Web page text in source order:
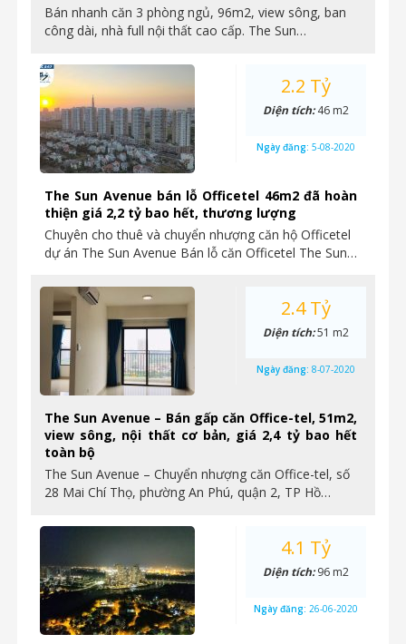
Bán nhanh căn 3 phòng ngủ, 96m2, view sông, ban
công dài, nhà full nội thất cao cấp. The Sun…
The Sun Avenue bán lỗ Officetel 46m2 đã hoàn
thiện giá 2,2 tỷ bao hết, thương lượng
Chuyên cho thuê và chuyển nhượng căn hộ Officetel
dự án The Sun Avenue Bán lỗ căn Officetel The Sun…
2.2 Tỷ
Diện tích:46 m2
Ngày đăng: 5-08-2020
The Sun Avenue – Bán gấp căn Office-tel, 51m2,
view sông, nội thất cơ bản, giá 2,4 tỷ bao hết
toàn bộ
The Sun Avenue – Chuyển nhượng căn Office-tel, số
28 Mai Chí Thọ, phường An Phú, quận 2, TP Hồ…
2.4 Tỷ
Diện tích:51 m2
Ngày đăng: 8-07-2020
4.1 Tỷ
Diện tích:96 m2
Ngày đăng: 26-06-2020